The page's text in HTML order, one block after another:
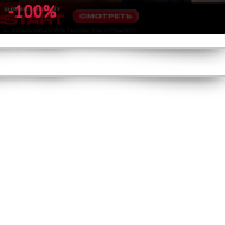
-100%